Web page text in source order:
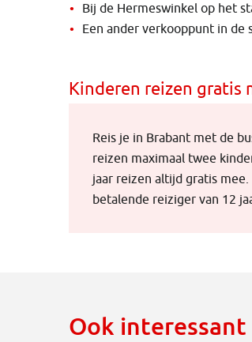
Bij de Hermeswinkel op het
Een ander verkooppunt in de
Kinderen reizen gratis
Reis je in Brabant met de
reizen maximaal twee
jaar reizen altijd gratis
betalende reiziger van 12
Ook interessant